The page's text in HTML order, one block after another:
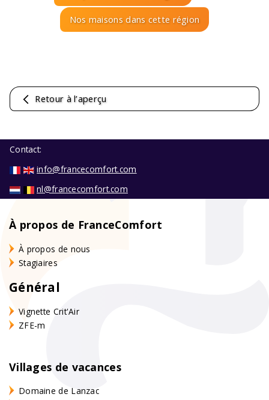
Nos maisons dans cette région
Retour à l’aperçu
Contact:
info@francecomfort.com
nl@francecomfort.com
À propos de FranceComfort
À propos de nous
Stagiaires
Général
Vignette Crit'Air
ZFE-m
Villages de vacances
Domaine de Lanzac